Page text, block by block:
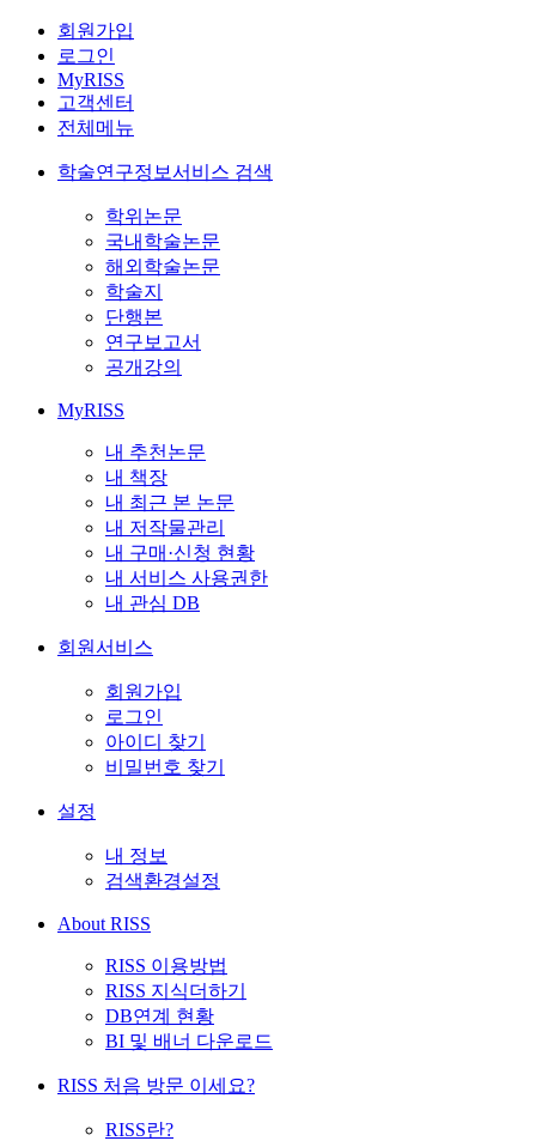
회원가입
로그인
MyRISS
고객센터
전체메뉴
학술연구정보서비스 검색
학위논문
국내학술논문
해외학술논문
학술지
단행본
연구보고서
공개강의
MyRISS
내 추천논문
내 책장
내 최근 본 논문
내 저작물관리
내 구매·신청 현황
내 서비스 사용권한
내 관심 DB
회원서비스
회원가입
로그인
아이디 찾기
비밀번호 찾기
설정
내 정보
검색환경설정
About RISS
RISS 이용방법
RISS 지식더하기
DB연계 현황
BI 및 배너 다운로드
RISS 처음 방문 이세요?
RISS란?